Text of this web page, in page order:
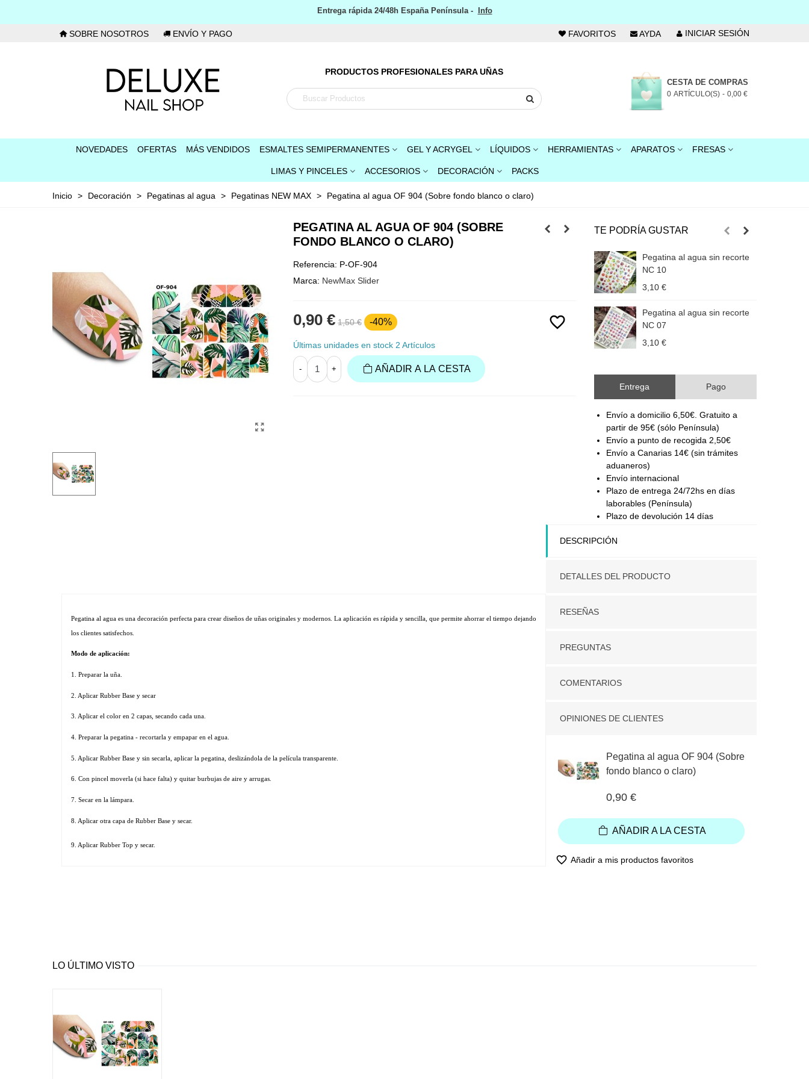
Entrega rápida 24/48h España Península - Info
SOBRE NOSOTROS ENVÍO Y PAGO FAVORITOS AYDA INICIAR SESIÓN
PRODUCTOS PROFESIONALES PARA UÑAS
CESTA DE COMPRAS
0 ARTÍCULO(S) - 0,00 €
NOVEDADES OFERTAS MÁS VENDIDOS ESMALTES SEMIPERMANENTES GEL Y ACRYGEL LÍQUIDOS HERRAMIENTAS APARATOS FRESAS
LIMAS Y PINCELES ACCESORIOS DECORACIÓN PACKS
Inicio > Decoración > Pegatinas al agua > Pegatinas NEW MAX > Pegatina al agua OF 904 (Sobre fondo blanco o claro)
PEGATINA AL AGUA OF 904 (SOBRE
FONDO BLANCO O CLARO)
Referencia: P-OF-904
Marca: NewMax Slider
favorite_border
0,90 € 1,50 € -40%
Últimas unidades en stock 2 Artículos
- + AÑADIR A LA CESTA
TE PODRÍA GUSTAR
Pegatina al agua sin recorte
NC 10
3,10 €
Pegatina al agua sin recorte
NC 07
3,10 €
Entrega Pago
Envío a domicilio 6,50€. Gratuito a
partir de 95€ (sólo Península)
Envío a punto de recogida 2,50€
Envío a Canarias 14€ (sin trámites
aduaneros)
Envío internacional
Plazo de entrega 24/72hs en días
laborables (Península)
Plazo de devolución 14 días
Más sobre la entrega
DESCRIPCIÓN
DETALLES DEL PRODUCTO
RESEÑAS
PREGUNTAS
COMENTARIOS
OPINIONES DE CLIENTES
Pegatina al agua OF 904 (Sobre
fondo blanco o claro)
0,90 €
AÑADIR A LA CESTA
favorite_border Añadir a mis productos favoritos
Pegatina al agua es una decoración perfecta para crear diseños de uñas originales y modernos. La aplicación es rápida y sencilla, que permite ahorrar el tiempo dejando
los clientes satisfechos.
Modo de aplicación:
1. Preparar la uña.
2. Aplicar Rubber Base y secar
3. Aplicar el color en 2 capas, secando cada una.
4. Preparar la pegatina - recortarla y empapar en el agua.
5. Aplicar Rubber Base y sin secarla, aplicar la pegatina, deslizándola de la película transparente.
6. Con pincel moverla (si hace falta) y quitar burbujas de aire y arrugas.
7. Secar en la lámpara.
8. Aplicar otra capa de Rubber Base y secar.
9. Aplicar Rubber Top y secar.
LO ÚLTIMO VISTO